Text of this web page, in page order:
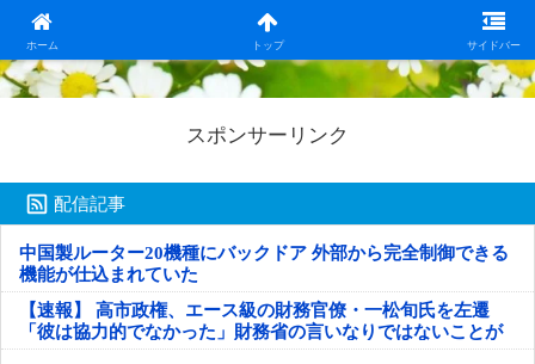
ホーム トップ サイドバー
日本第一！ニュース録
スポンサーリンク
配信記事
中国製ルーター20機種にバックドア 外部から完全制御できる
機能が仕込まれていた
【速報】 高市政権、エース級の財務官僚・一松旬氏を左遷
「彼は協力的でなかった」財務省の言いなりではないことが
判明